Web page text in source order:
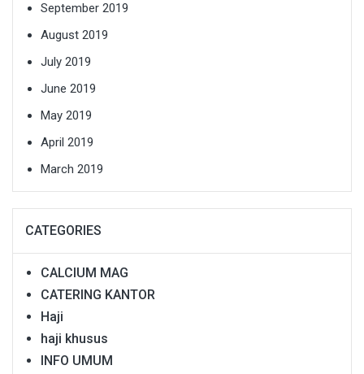
September 2019
August 2019
July 2019
June 2019
May 2019
April 2019
March 2019
CATEGORIES
CALCIUM MAG
CATERING KANTOR
Haji
haji khusus
INFO UMUM